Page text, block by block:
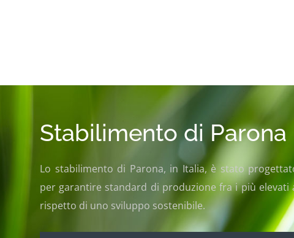
Stabilimento di Parona
Lo stabilimento di Parona, in Italia, è stato
per garantire standard di produzione fra i più elevati
rispetto di uno sviluppo sostenibile.